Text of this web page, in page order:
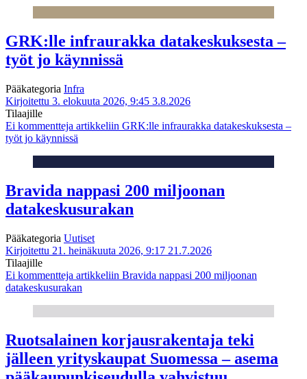
GRK:lle infraurakka datakeskuksesta –
työt jo käynnissä
Pääkategoria Infra
Kirjoitettu 3. elokuuta 2026, 9:45 3.8.2026
Tilaajille
Ei kommentteja artikkeliin GRK:lle infraurakka datakeskuksesta –
työt jo käynnissä
Bravida nappasi 200 miljoonan
datakeskusurakan
Pääkategoria Uutiset
Kirjoitettu 21. heinäkuuta 2026, 9:17 21.7.2026
Tilaajille
Ei kommentteja artikkeliin Bravida nappasi 200 miljoonan
datakeskusurakan
Ruotsalainen korjausrakentaja teki
jälleen yrityskaupat Suomessa – asema